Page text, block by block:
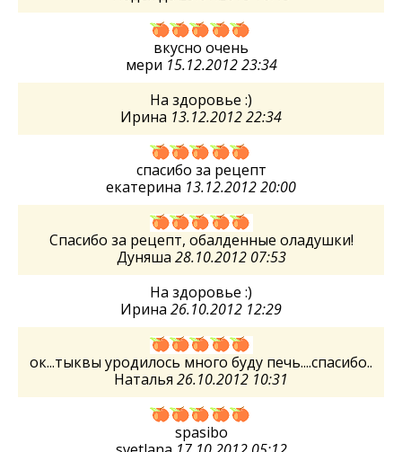
вкусно очень
мери 15.12.2012 23:34
На здоровье :)
Ирина 13.12.2012 22:34
спасибо за рецепт
екатерина 13.12.2012 20:00
Спасибо за рецепт, обалденные оладушки!
Дуняша 28.10.2012 07:53
На здоровье :)
Ирина 26.10.2012 12:29
ок...тыквы уродилось много буду печь....спасибо..
Наталья 26.10.2012 10:31
spasibo